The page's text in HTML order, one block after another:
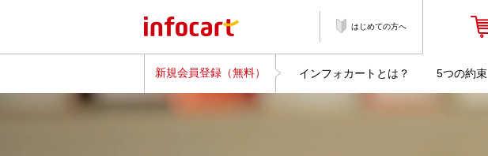
はじめての方へ
新規会員登録（無料） インフォカートとは？ 5つの約束